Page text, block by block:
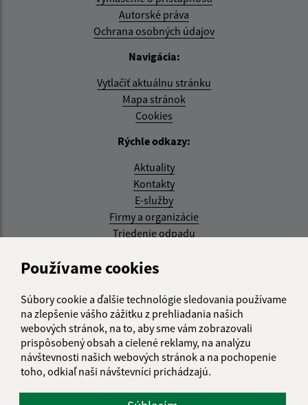
Používame cookies
Súbory cookie a ďalšie technológie sledovania používame
na zlepšenie vášho zážitku z prehliadania našich
webových stránok, na to, aby sme vám zobrazovali
prispôsobený obsah a cielené reklamy, na analýzu
návštevnosti našich webových stránok a na pochopenie
toho, odkiaľ naši návštevníci prichádzajú.
Autorské práva
Ochrana osobných údajov
Navigácia:
Vytlačiť aktuálnu stránku
Mapa stránok
Cookies
Rýchle odkazy:
Aktuality
Kontakty
E-služby
Firmy a organizácie
Triedenie odpadu
Aktualizované:
RSS
Správca obsahu:
Správca obsahu je Obec Kysak.
Vytvorené v súlade sJednotným dizajn manuálom
elektronických služieb.